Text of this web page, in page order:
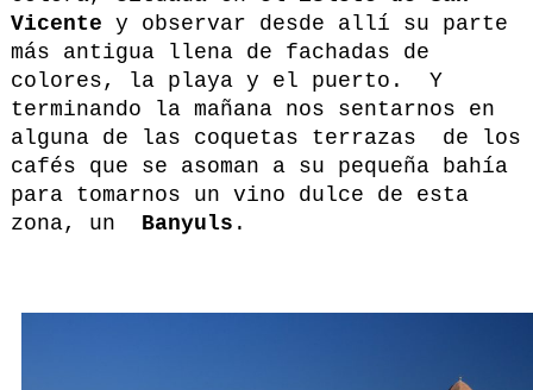
Vicente y observar desde allí su parte
más antigua llena de fachadas de
colores, la playa y el puerto. Y
terminando la mañana nos sentarnos en
alguna de las coquetas terrazas de los
cafés que se asoman a su pequeña bahía
para tomarnos un vino dulce de esta
zona, un Banyuls .